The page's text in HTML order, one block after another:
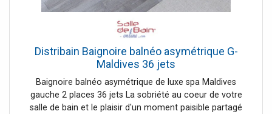
Distribain Baignoire balnéo asymétrique G-
Maldives 36 jets
Baignoire balnéo asymétrique de luxe spa Maldives
gauche 2 places 36 jets La sobriété au coeur de votre
salle de bain et le plaisir d'un moment paisible partagé